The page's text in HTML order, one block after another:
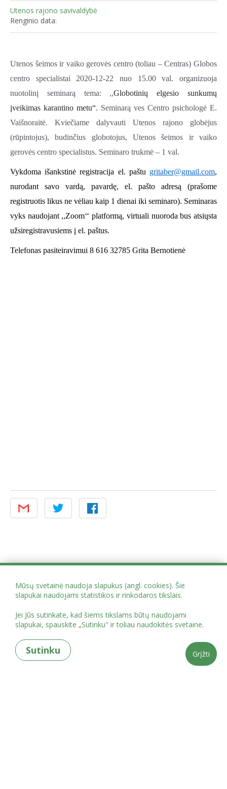
Utenos rajono savivaldybė
Renginio data:
Utenos šeimos ir vaiko gerovės centro (toliau – Centras) Globos
centro specialistai 2020-12-22 nuo 15.00 val. organizuoja
nuotolinį seminarą tema: ,,Globotinių elgesio sunkumų
įveikimas karantino metu“. Seminarą ves Centro psichologė E.
Vaišnoraitė. Kviečiame dalyvauti Utenos rajono globėjus
(rūpintojus), budinčius globotojus, Utenos šeimos ir vaiko
gerovės centro specialistus. Seminaro trukmė – 1 val.
Vykdoma išankstinė registracija el. paštu gritaber@gmail.com,
nurodant savo vardą, pavardę, el. pašto adresą (prašome
registruotis likus ne vėliau kaip 1 dienai iki seminaro). Seminaras
vyks naudojant ,,Zoom‘‘ platformą, virtuali nuoroda bus atsiųsta
užsiregistravusiems į el. paštus.
Telefonas pasiteiravimui 8 616 32785 Grita Bernotienė
Grįžti
Mūsų svetainė naudoja slapukus (angl. cookies). Šie
slapukai naudojami statistikos ir rinkodaros tikslais.
Jei Jūs sutinkate, kad šiems tikslams būtų naudojami
slapukai, spauskite „Sutinku" ir toliau naudokitės svetaine.
Sutinku